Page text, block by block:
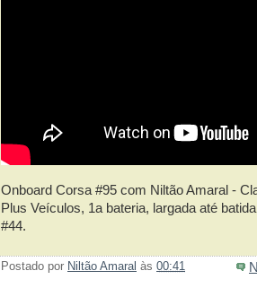
Onboard Corsa #95 com Niltão Amaral -
Plus Veículos, 1a bateria, largada até
#44.
Postado por Niltão Amaral às 00:41